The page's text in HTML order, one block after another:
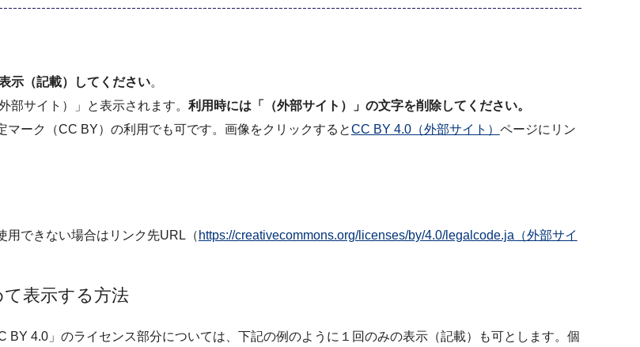
示（記載）してください。
部サイト）」と表示されます。 利用時には「（外部サイト）」の文字を削除してください。
マーク（CC BY）の利用でも可です。画像をクリックするとCC BY 4.0（外部サイト） ページにリン
用できない場合はリンク先URL（ https://creativecommons.org/licenses/by/4.0/legalcode.ja（外部サイ
表示する方法
4.0」のライセンス部分については、下記の例のように１回のみの表示（記載）も可とします。個